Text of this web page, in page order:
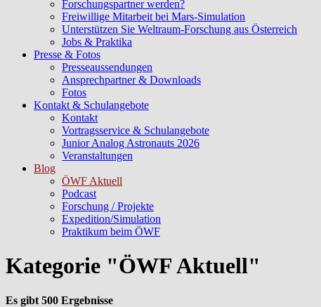
Forschungspartner werden?
Freiwillige Mitarbeit bei Mars-Simulation
Unterstützen Sie Weltraum-Forschung aus Österreich
Jobs & Praktika
Presse & Fotos
Presseaussendungen
Ansprechpartner & Downloads
Fotos
Kontakt & Schulangebote
Kontakt
Vortragsservice & Schulangebote
Junior Analog Astronauts 2026
Veranstaltungen
Blog
ÖWF Aktuell
Podcast
Forschung / Projekte
Expedition/Simulation
Praktikum beim ÖWF
Kategorie "ÖWF Aktuell"
Es gibt 500 Ergebnisse